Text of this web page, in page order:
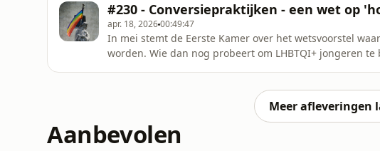
vader aan te gaan. Ze
#230 - Conversiepraktijken - een wet op
apr. 18, 202600:49:47
In mei stemt de Eerste Kamer over het wetsvoorstel
worden. Wie dan nog probeert om LHBTQI+ jongeren
Meer afleveringen
Aanbevolen